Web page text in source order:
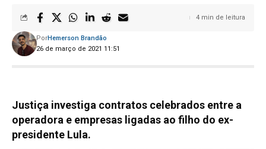
26 de março de 2021 11:51
PorHemerson Brandão
4 min de leitura
Justiça investiga contratos celebrados entre a
operadora e empresas ligadas ao filho do ex-
presidente Lula.